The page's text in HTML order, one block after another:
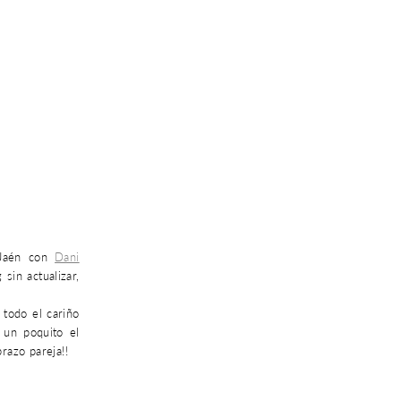
con Dani
actualizar,
todo el cariño
poquito el
pareja!!